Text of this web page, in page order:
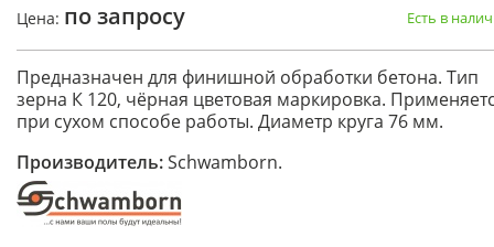
Цена: по запросу Есть в
Предназначен для финишной обработки бетона. Тип
зерна К 120, чёрная цветовая маркировка.
при сухом способе работы. Диаметр круга 76 мм.
Производитель:Schwamborn.